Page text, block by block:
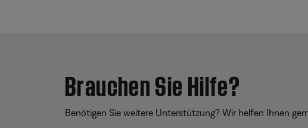
Brauchen Sie Hilfe?
Benötigen Sie weitere Unterstützung? Wir helfen Ihnen